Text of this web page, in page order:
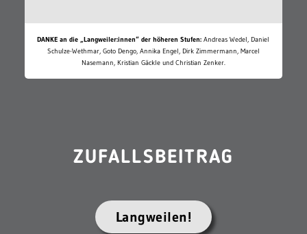
DANKE an die „Langweiler:innen“ der höheren Stufen: Andreas Wedel, Daniel
Schulze-Wethmar, Goto Dengo, Annika Engel, Dirk Zimmermann, Marcel
Nasemann, Kristian Gäckle und Christian Zenker.
ZUFALLSBEITRAG
Langweilen!